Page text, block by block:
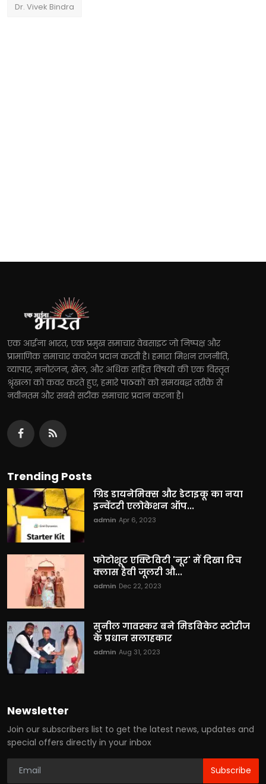
Dr. Vivek Bindra
एक आईना भारत, एक प्रमुख समाचार वेबसाइट जो निष्पक्ष और
प्रामाणिक समाचार कवरेज प्रदान करती है। हमारा मिशन राजनीति,
व्यापार, मनोरंजन, खेल, और अधिक सहित विषयों की एक विस्तृत
श्रृंखला को कवर करते हुए, हमारे पाठकों को समयबद्ध तरीके से
नवीनतम और सबसे सटीक समाचार प्रदान करना है।
Trending Posts
ग्रिड डायनेमिक्स और डेटाइकू का नया
इन्वेंटरी एलोकेशन ऑप...
admin Apr 6, 2023
फोटोशूट एक्टिविटी 'नूर' में दिखा रिच
क्लास हैवी जूलरी औ...
admin Dec 22, 2023
सुनील गावस्कर बने मिडविकेट स्टोरीज
के प्रधान सलाहकार
admin Aug 31, 2023
Newsletter
Join our subscribers list to get the latest news, updates and
special offers directly in your inbox
Subscribe